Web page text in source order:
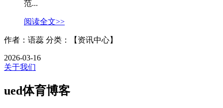
范...
阅读全文>>
作者：语蕊 分类：【资讯中心】
2026-03-16
关于我们
ued体育博客